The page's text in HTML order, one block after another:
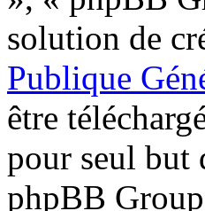
solution de
Publique
être
pour seul but
phpBB Group